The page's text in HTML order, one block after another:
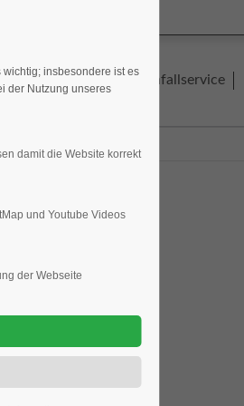
Kramm GmbH
76 76 73 28 0
Werkstatt Unfallservice
risikofrei!
insbesondere ist es
der Nutzung unseres
damit die Website korrekt
und Youtube Videos
der Webseite